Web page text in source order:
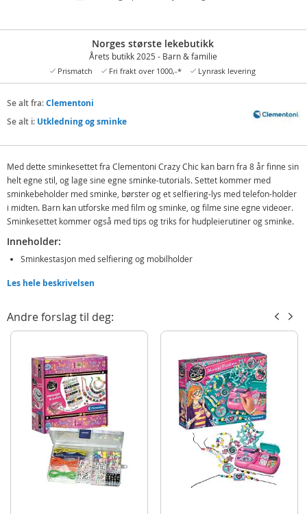
Norges største lekebutikk
Årets butikk 2025 - Barn & familie
Prismatch Fri frakt over 1000,-* Lynrask levering
Se alt fra:Clementoni
Se alt i: Utkledning og sminke
Med dette sminkesettet fra Clementoni Crazy Chic kan barn fra 8 år finne sin
helt egne stil, og lage sine egne sminke-tutorials. Settet kommer med
sminkebeholder med sminke, børster og et selfiering-lys med telefon-holder
i midten. Barn kan utforske med film og sminke, og filme sine egne videoer.
Sminkesettet kommer også med tips og triks for hudpleierutiner og sminke.
Inneholder:
Sminkestasjon med selfiering og mobilholder
Manualer
Detaljer:
Alder: fra 8 år
Merk: Smarttelefon følger ikke med
Produktdetaljer
Modell
8005125166534
Les hele beskrivelsen
Andre forslag til deg: